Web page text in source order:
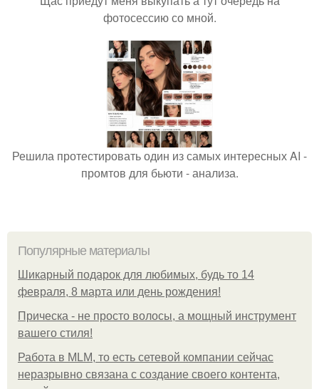
фотосессию со мной.
Решила протестировать один из самых интересных AI -
промтов для бьюти - анализа.
Популярные материалы
Шикарный подарок для любимых, будь то 14
февраля, 8 марта или день рождения!
Прическа - не просто волосы, а мощный инструмент
вашего стиля!
Работа в MLM, то есть сетевой компании сейчас
неразрывно связана с создание своего контента,